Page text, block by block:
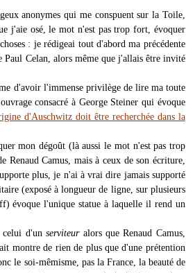
anonymes qui me conspuent sur la Toile,
j'aie osé, le mot n'est pas trop fort, évoquer
: je rédigeai tout d'abord ma précédente
Paul Celan, alors même que j'allais être invité
d'avoir l'immense privilège de lire ma toute
consacré à George Steiner qui évoque
d'Auschwitz doit être recherchée dans la
mon dégoût (là aussi le mot n'est pas trop
Camus, mais à ceux de son écriture,
plus, je n'ai à vrai dire jamais supporté
(exposé à longueur de ligne, sur plusieurs
évoque l'unique statue à laquelle il rend un
celui d'unserviteuralors que Renaud Camus,
montre de rien de plus que d'une prétention
le soi-mêmisme, pas la France, la beauté de